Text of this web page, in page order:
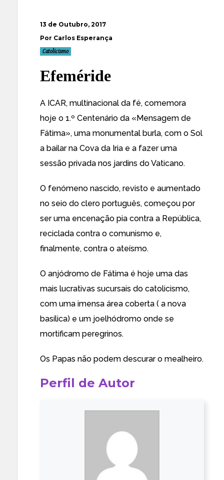
13 de Outubro, 2017
Por Carlos Esperança
Catolicismo
Efeméride
A ICAR, multinacional da fé, comemora
hoje o 1.º Centenário da «Mensagem de
Fátima», uma monumental burla, com o Sol
a bailar na Cova da Iria e a fazer uma
sessão privada nos jardins do Vaticano.
O fenómeno nascido, revisto e aumentado
no seio do clero português, começou por
ser uma encenação pia contra a República,
reciclada contra o comunismo e,
finalmente, contra o ateísmo.
O anjódromo de Fátima é hoje uma das
mais lucrativas sucursais do catolicismo,
com uma imensa área coberta ( a nova
basílica) e um joelhódromo onde se
mortificam peregrinos.
Os Papas não podem descurar o mealheiro.
Perfil de Autor